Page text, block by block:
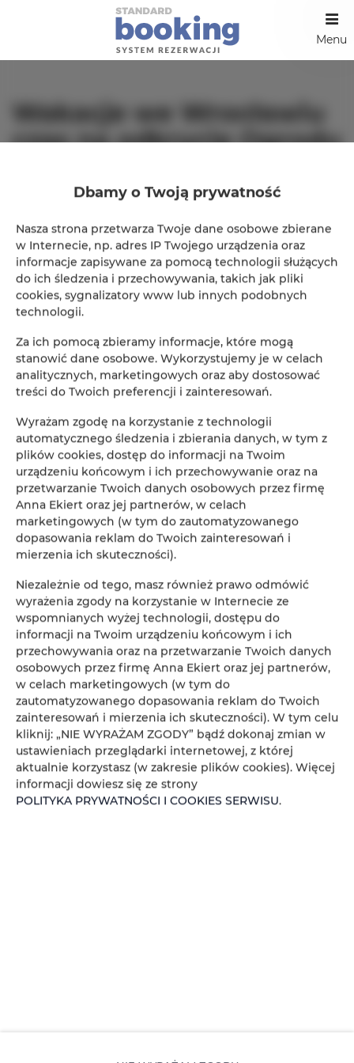
Menu
Wakacje we Wrocławiu
czas na odkrycie Ogrodu
Zachęcam do odkrycia Ogródu Japońskijego i
sprawdzenia jego wyjątkowych zalet:
Spokój i Relaks:Zanurz się w atmosferze spokoju,
idealnej do medytacji i odprężenia.
Egzotyczna Flora:
kwiaty, które tworzą niezwykły krajobraz.
Architektura:Zobacz tradycyjne japońskie mostki,
altany i stawy z koi.
Kultura i Sztuka:Poznaj elementy japońskiej
Piękno w Każdej Porze Roku:Każda pora roku
przynosi nowe, zachwycające widoki.
Odwiedź Ogród Japoński i poczuj magię Dalekiego
Wschodu bez opuszczania Wrocławia! 🌺🌿
Dbamy o Twoją prywatność
Nasza strona przetwarza Twoje dane osobowe zbierane
w Internecie, np. adres IP Twojego urządzenia oraz
informacje zapisywane za pomocą technologii służących
do ich śledzenia i przechowywania, takich jak pliki
cookies, sygnalizatory www lub innych podobnych
technologii.
Za ich pomocą zbieramy informacje, które mogą
stanowić dane osobowe. Wykorzystujemy je w celach
analitycznych, marketingowych oraz aby dostosować
treści do Twoich preferencji i zainteresowań.
Wyrażam zgodę na korzystanie z technologii
automatycznego śledzenia i zbierania danych, w tym z
plików cookies, dostęp do informacji na Twoim
urządzeniu końcowym i ich przechowywanie oraz na
przetwarzanie Twoich danych osobowych przez firmę
Anna Ekiert oraz jej partnerów, w celach
marketingowych (w tym do zautomatyzowanego
dopasowania reklam do Twoich zainteresowań i
mierzenia ich skuteczności).
Niezależnie od tego, masz również prawo odmówić
wyrażenia zgody na korzystanie w Internecie ze
wspomnianych wyżej technologii, dostępu do
informacji na Twoim urządzeniu końcowym i ich
przechowywania oraz na przetwarzanie Twoich danych
osobowych przez firmę Anna Ekiert oraz jej partnerów,
w celach marketingowych (w tym do
zautomatyzowanego dopasowania reklam do Twoich
zainteresowań i mierzenia ich skuteczności). W tym celu
kliknij: „NIE WYRAŻAM ZGODY” bądź dokonaj zmian w
ustawieniach przeglądarki internetowej, z której
aktualnie korzystasz (w zakresie plików cookies). Więcej
informacji dowiesz się ze strony
POLITYKA PRYWATNOŚCI I COOKIES SERWISU.